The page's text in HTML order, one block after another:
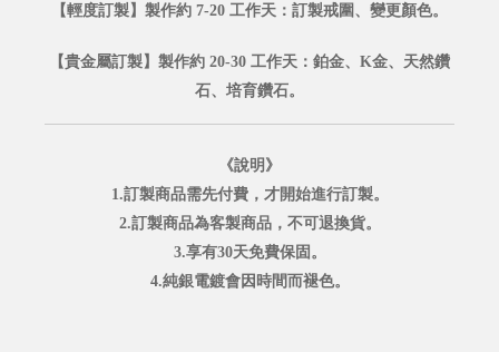
【輕度訂製】製作約 7-20 工作天：訂製戒圍、變更顏色。
【貴金屬訂製】製作約 20-30 工作天：鉑金、K金、天然鑽
石、培育鑽石。
《說明》
1.訂製商品需先付費，才開始進行訂製。
2.訂製商品為客製商品，不可退換貨。
3.享有30天免費保固。
4.純銀電鍍會因時間而褪色。